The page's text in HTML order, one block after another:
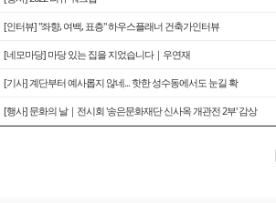
[인터뷰] "좌향, 여백, 표층" 하우스플래너 건축가인터뷰
[네모마당] 마당 있는 집을 지었습니다｜우연재
[기사] 계단부터 예사롭지 않네... 핫한 성수동에서도 눈길 확
[행사] 문화의 날｜전시회 '송은문화재단 신사옥 개관전 2부' 감상